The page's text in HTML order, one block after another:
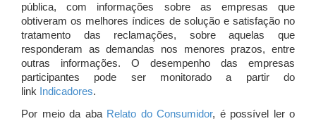
pública, com informações sobre as empresas que
obtiveram os melhores índices de solução e satisfação no
tratamento das reclamações, sobre aquelas que
responderam as demandas nos menores prazos, entre
outras informações. O desempenho das empresas
participantes pode ser monitorado a partir do
link Indicadores.
Por meio da aba Relato do Consumidor, é possível ler o